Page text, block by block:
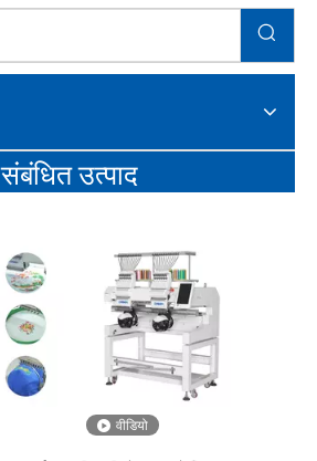
संबंधित उत्पाद
वीडियो